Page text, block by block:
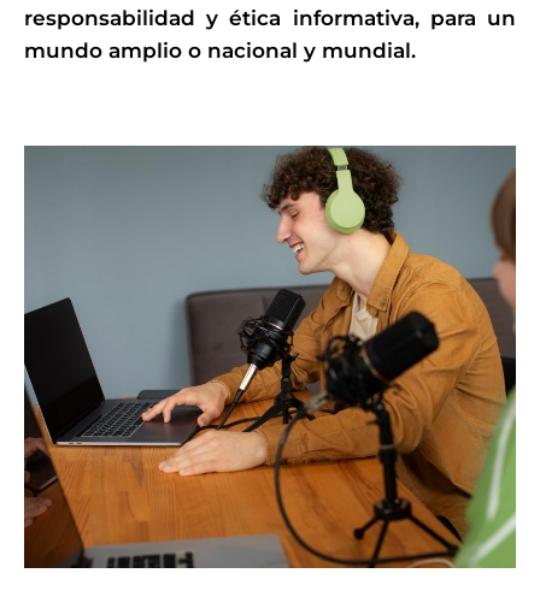
responsabilidad y ética informativa, para un
mundo amplio o nacional y mundial.